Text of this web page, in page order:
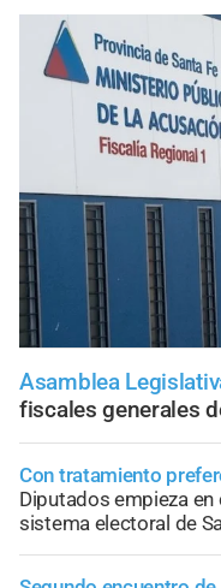
Asamblea
fiscales generales
Con tratamiento
Diputados empieza
sistema electoral de